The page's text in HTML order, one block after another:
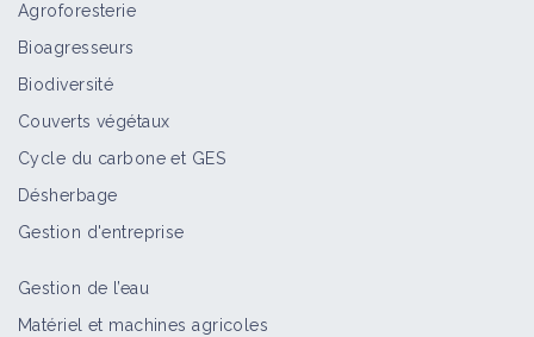
Agroforesterie
Bioagresseurs
Biodiversité
Couverts végétaux
Cycle du carbone et GES
Désherbage
Gestion d'entreprise
Gestion de l’eau
Matériel et machines agricoles